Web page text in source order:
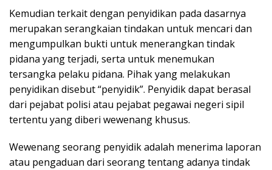
Kemudian terkait dengan penyidikan pada dasarnya
merupakan serangkaian tindakan untuk mencari dan
mengumpulkan bukti untuk menerangkan tindak
pidana yang terjadi, serta untuk menemukan
tersangka pelaku pidana. Pihak yang melakukan
penyidikan disebut “penyidik”. Penyidik dapat berasal
dari pejabat polisi atau pejabat pegawai negeri sipil
tertentu yang diberi wewenang khusus.
Wewenang seorang penyidik adalah menerima laporan
atau pengaduan dari seorang tentang adanya tindak